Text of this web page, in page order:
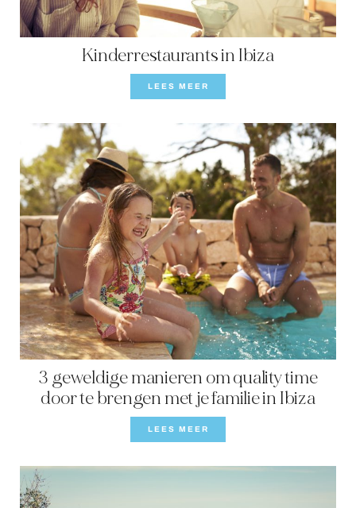
Kinderrestaurants in Ibiza
LEES MEER
3 geweldige manieren om quality time
door te brengen met je familie in Ibiza
LEES MEER